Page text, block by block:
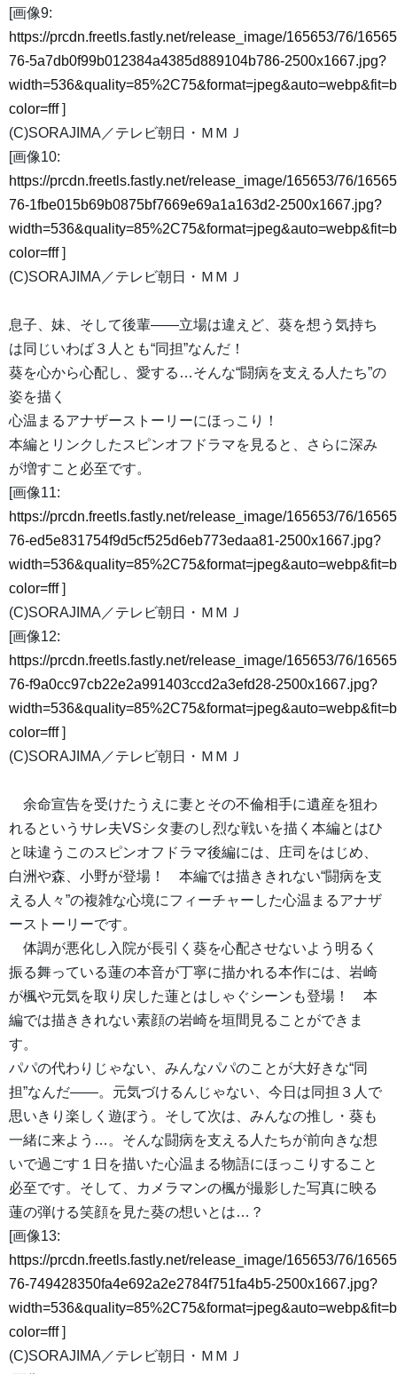
[画像9:
https://prcdn.freetls.fastly.net/release_image/165653/76/
76-5a7db0f99b012384a4385d889104b786-2500x1667.jpg?
color=fff]
(C)SORAJIMA／テレビ朝日・ＭＭＪ
[画像10:
https://prcdn.freetls.fastly.net/release_image/165653/76/
76-1fbe015b69b0875bf7669e69a1a163d2-2500x1667.jpg?
color=fff]
(C)SORAJIMA／テレビ朝日・ＭＭＪ
息子、妹、そして後輩――立場は違えど、葵を想う気持ち
は同じいわば３人とも“同担”なんだ！
葵を心から心配し、愛する…そんな“闘病を支える人たち”の
姿を描く
心温まるアナザーストーリーにほっこり！
本編とリンクしたスピンオフドラマを見ると、さらに深み
が増すこと必至です。
[画像11:
https://prcdn.freetls.fastly.net/release_image/165653/76/
76-ed5e831754f9d5cf525d6eb773edaa81-2500x1667.jpg?
color=fff]
(C)SORAJIMA／テレビ朝日・ＭＭＪ
[画像12:
https://prcdn.freetls.fastly.net/release_image/165653/76/
76-f9a0cc97cb22e2a991403ccd2a3efd28-2500x1667.jpg?
color=fff]
(C)SORAJIMA／テレビ朝日・ＭＭＪ
余命宣告を受けたうえに妻とその不倫相手に遺産を狙わ
れるというサレ夫VSシタ妻のし烈な戦いを描く本編とはひ
と味違うこのスピンオフドラマ後編には、庄司をはじめ、
白洲や森、小野が登場！ 本編では描ききれない“闘病を支
える人々”の複雑な心境にフィーチャーした心温まるアナザ
ーストーリーです。
体調が悪化し入院が長引く葵を心配させないよう明るく
振る舞っている蓮の本音が丁寧に描かれる本作には、岩崎
が楓や元気を取り戻した蓮とはしゃぐシーンも登場！ 本
編では描ききれない素顔の岩崎を垣間見ることができま
す。
パパの代わりじゃない、みんなパパのことが大好きな“同
担”なんだ――。元気づけるんじゃない、今日は同担３人で
思いきり楽しく遊ぼう。そして次は、みんなの推し・葵も
一緒に来よう…。そんな闘病を支える人たちが前向きな想
いで過ごす１日を描いた心温まる物語にほっこりすること
必至です。そして、カメラマンの楓が撮影した写真に映る
蓮の弾ける笑顔を見た葵の想いとは…？
[画像13:
https://prcdn.freetls.fastly.net/release_image/165653/76/
76-749428350fa4e692a2e2784f751fa4b5-2500x1667.jpg?
color=fff]
(C)SORAJIMA／テレビ朝日・ＭＭＪ